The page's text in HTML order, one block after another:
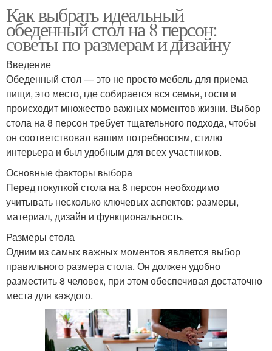
Как выбрать идеальный
обеденный стол на 8 персон:
советы по размерам и дизайну
Введение
Обеденный стол — это не просто мебель для приема
пищи, это место, где собирается вся семья, гости и
происходит множество важных моментов жизни. Выбор
стола на 8 персон требует тщательного подхода, чтобы
он соответствовал вашим потребностям, стилю
интерьера и был удобным для всех участников.
Основные факторы выбора
Перед покупкой стола на 8 персон необходимо
учитывать несколько ключевых аспектов: размеры,
материал, дизайн и функциональность.
Размеры стола
Одним из самых важных моментов является выбор
правильного размера стола. Он должен удобно
разместить 8 человек, при этом обеспечивая достаточно
места для каждого.